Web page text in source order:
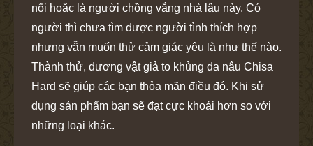
nổi hoặc là người chồng vắng nhà lâu này. Có
người thì chưa tìm được người tình thích hợp
nhưng vẫn muốn thử cảm giác yêu là như thế nào.
Thành thử, dương vật giả to khủng da nâu Chisa
Hard sẽ giúp các bạn thỏa mãn điều đó. Khi sử
dụng sản phẩm bạn sẽ đạt cực khoái hơn so với
những loại khác.